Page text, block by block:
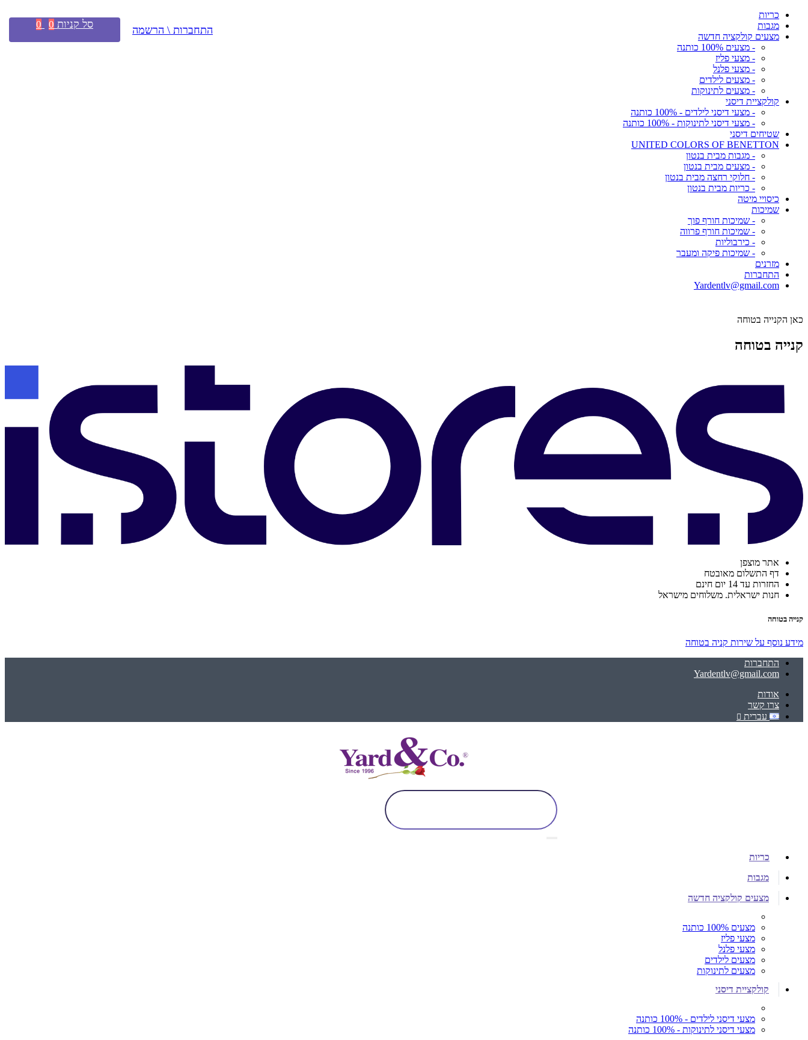
כריות
מגבות
מצעים קולקציה חדשה
- מצעים 100% כותנה
- מצעי פליז
- מצעי פלנל
- מצעים לילדים
- מצעים לתינוקות
קולקציית דיסני
- מצעי דיסני לילדים - 100% כותנה
- מצעי דיסני לתינוקות - 100% כותנה
שטיחים דיסני
UNITED COLORS OF BENETTON
- מגבות מבית בנטון
- מצעים מבית בנטון
- חלוקי רחצה מבית בנטון
- כריות מבית בנטון
כיסויי מיטה
שמיכות
- שמיכות חורף פוך
- שמיכות חורף פרווה
- כירבוליות
- שמיכות פיקה ומעבר
מזרנים
התחברות
Yardentlv@gmail.com
כאן הקנייה בטוחה
קנייה בטוחה
אתר מוצפן
דף התשלום מאובטח
החזרות עד 14 יום חינם
חנות ישראלית. משלוחים מישראל
קנייה בטוחה
מידע נוסף על שירות קניה בטוחה
התחברות
Yardentlv@gmail.com
אודות
צרו קשר
עברית
התחברות \ הרשמה סל קניות 0
0
כריות
מגבות
מצעים קולקציה חדשה
מצעים 100% כותנה
מצעי פליז
מצעי פלנל
מצעים לילדים
מצעים לתינוקות
קולקציית דיסני
מצעי דיסני לילדים - 100% כותנה
מצעי דיסני לתינוקות - 100% כותנה